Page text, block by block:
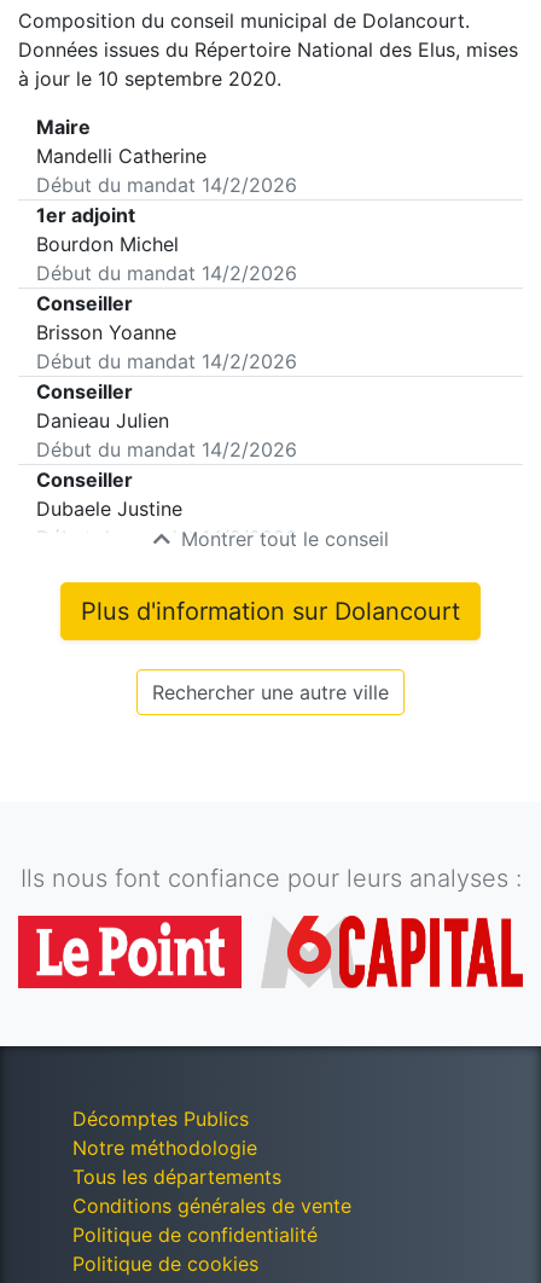
Composition du conseil municipal de Dolancourt.
Données issues du Répertoire National des Elus, mises
à jour le 10 septembre 2020.
Maire
Mandelli Catherine
Début du mandat 14/2/2026
1er adjoint
Bourdon Michel
Début du mandat 14/2/2026
Conseiller
Brisson Yoanne
Début du mandat 14/2/2026
Conseiller
Danieau Julien
Début du mandat 14/2/2026
Conseiller
Dubaele Justine
Début du mandat14/2/2026
Montrer tout le conseil
Plus d'information sur Dolancourt
Rechercher une autre ville
Ils nous font confiance pour leurs analyses :
Décomptes Publics
Notre méthodologie
Tous les départements
Conditions générales de vente
Politique de confidentialité
Politique de cookies